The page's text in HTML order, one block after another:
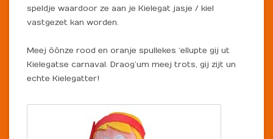
speldje waardoor ze aan je Kielegat jasje / kiel
vastgezet kan worden.
Meej ôônze rood en oranje spullekes ‘ellupte gij ut
Kielegatse carnaval. Draog’um meej trots, gij zijt un
echte Kielegatter!